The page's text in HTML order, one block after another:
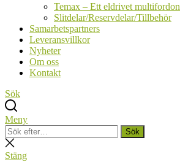
Temax – Ett eldrivet multifordon
Slitdelar/Reservdelar/Tillbehör
Samarbetspartners
Leveransvillkor
Nyheter
Om oss
Kontakt
Sök
Meny
Sök
efter:
Sök
Stäng
sökning
Stäng